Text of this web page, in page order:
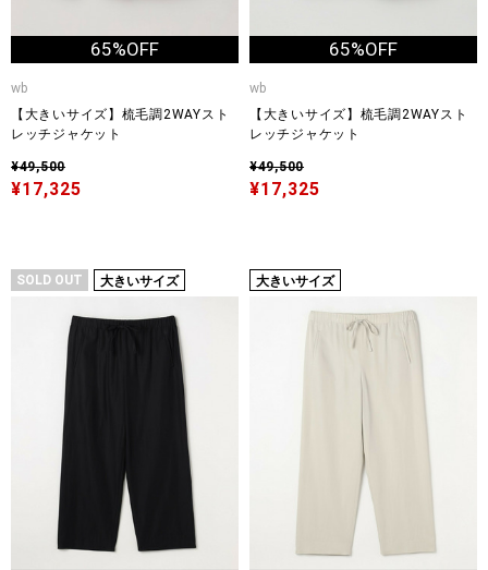
65%OFF
wb
【大きいサイズ】梳毛調2WAYスト
レッチジャケット
¥49,500
¥17,325
65%OFF
wb
【大きいサイズ】梳毛調2WAYスト
レッチジャケット
¥49,500
¥17,325
SOLD OUT 大きいサイズ 大きいサイズ